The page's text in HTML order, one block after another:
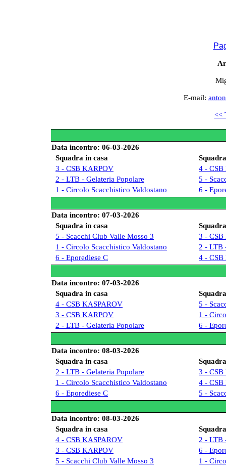
E-mail:
<<
Data incontro: 06-03-2026
Squadra in casa
3 - CSB KARPOV
4 - CSB
2 - LTB - Gelateria Popolare
5 -
1 - Circolo Scacchistico Valdostano
6 -
Data incontro: 07-03-2026
Squadra in casa
5 - Scacchi Club Valle Mosso 3
3 -
1 - Circolo Scacchistico Valdostano
2 - LTB
6 - Eporediese C
4 - CSB
Data incontro: 07-03-2026
Squadra in casa
4 - CSB KASPAROV
5 -
3 - CSB KARPOV
1 -
2 - LTB - Gelateria Popolare
6 -
Data incontro: 08-03-2026
Squadra in casa
2 - LTB - Gelateria Popolare
3 -
1 - Circolo Scacchistico Valdostano
4 - CSB
6 - Eporediese C
5 -
Data incontro: 08-03-2026
Squadra in casa
4 - CSB KASPAROV
2 - LTB
3 - CSB KARPOV
6 -
5 - Scacchi Club Valle Mosso 3
1 -